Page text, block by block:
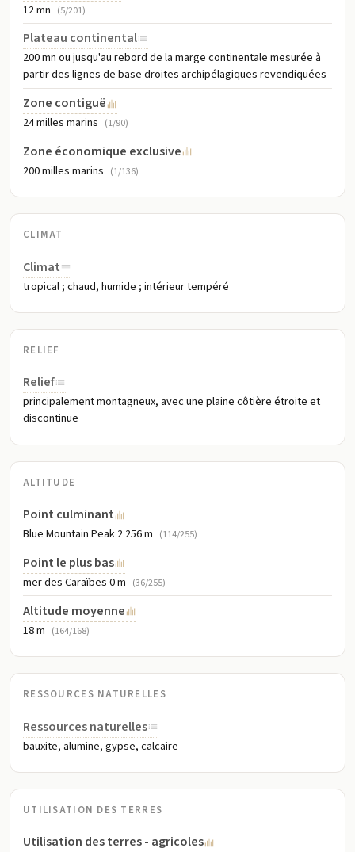
12 mn (5/201)
Plateau continental
200 mn ou jusqu'au rebord de la marge continentale mesurée à
partir des lignes de base droites archipélagiques revendiquées
Zone contiguë
24 milles marins (1/90)
Zone économique exclusive
200 milles marins (1/136)
CLIMAT
Climat
tropical ; chaud, humide ; intérieur tempéré
RELIEF
Relief
principalement montagneux, avec une plaine côtière étroite et
discontinue
ALTITUDE
Point culminant
Blue Mountain Peak 2 256 m (114/255)
Point le plus bas
mer des Caraïbes 0 m (36/255)
Altitude moyenne
18 m (164/168)
RESSOURCES NATURELLES
Ressources naturelles
bauxite, alumine, gypse, calcaire
UTILISATION DES TERRES
Utilisation des terres - agricoles